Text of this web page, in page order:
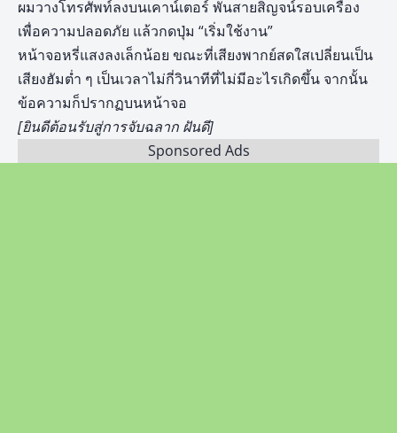
ผมวางโทรศัพท์ลงบนเคาน์เตอร์ พันสายสิญจน์รอบเครื่อง
เพื่อความปลอดภัย แล้วกดปุ่ม “เริ่มใช้งาน”
หน้าจอหรี่แสงลงเล็กน้อย ขณะที่เสียงพากย์สดใสเปลี่ยนเป็น
เสียงฮัมต่ำ ๆ เป็นเวลาไม่กี่วินาทีที่ไม่มีอะไรเกิดขึ้น จากนั้น
ข้อความก็ปรากฏบนหน้าจอ
[ยินดีต้อนรับสู่การจับฉลาก ฝันดี]
Sponsored Ads